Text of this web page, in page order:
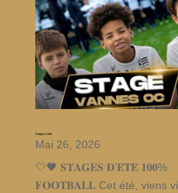
Stages d’été
Mai 26, 2026
🤍🖤 𝐒𝐓𝐀𝐆𝐄𝐒 𝐃’𝐄́𝐓𝐄́ 𝟏𝟎𝟎%
𝐅𝐎𝐎𝐓𝐁𝐀𝐋𝐋 Cet été, viens